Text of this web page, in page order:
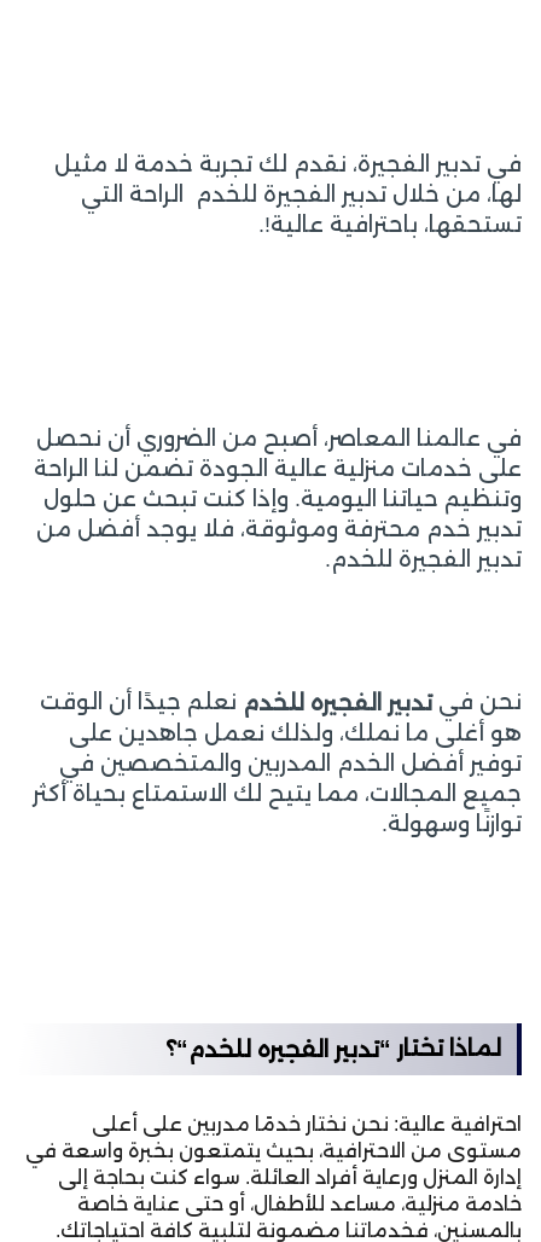
في تدبير الفجيرة، نقدم لك تجربة خدمة لا مثيل
لها، من خلال تدبير الفجيرة للخدم الراحة التي
تستحقها، باحترافية عالية!.
في عالمنا المعاصر، أصبح من الضروري أن نحصل
على خدمات منزلية عالية الجودة تضمن لنا الراحة
وتنظيم حياتنا اليومية. وإذا كنت تبحث عن حلول
تدبير خدم محترفة وموثوقة، فلا يوجد أفضل من
تدبير الفجيرة للخدم.
نحن فيتدبير الفجيره للخدم نعلم جيدًا أن الوقت
هو أغلى ما نملك، ولذلك نعمل جاهدين على
توفير أفضل الخدم المدربين والمتخصصين في
جميع المجالات، مما يتيح لك الاستمتاع بحياة أكثر
توازنًا وسهولة.
لماذا تختار “تدبير الفجيره للخدم“؟
احترافية عالية: نحن نختار خدمًا مدربين على أعلى
مستوى من الاحترافية، بحيث يتمتعون بخبرة واسعة في
إدارة المنزل ورعاية أفراد العائلة. سواء كنت بحاجة إلى
خادمة منزلية، مساعد للأطفال، أو حتى عناية خاصة
بالمسنين، فخدماتنا مضمونة لتلبية كافة احتياجاتك.